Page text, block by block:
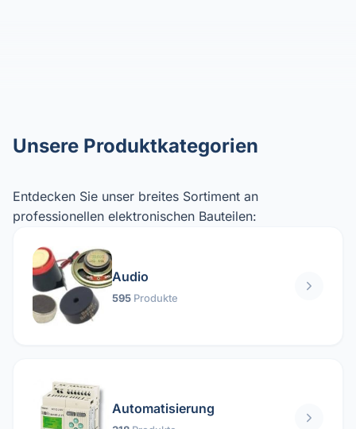
Unsere Produktkategorien
Entdecken Sie unser breites Sortiment an
professionellen elektronischen Bauteilen:
Audio
595 Produkte
Automatisierung